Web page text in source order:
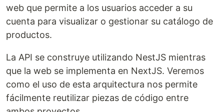
web que permite a los usuarios acceder a su
cuenta para visualizar o gestionar su catálogo de
productos.
La API se construye utilizando NestJS mientras
que la web se implementa en NextJS. Veremos
como el uso de esta arquitectura nos permite
fácilmente reutilizar piezas de código entre